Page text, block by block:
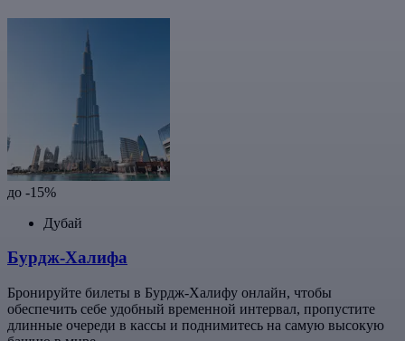
до -15%
Дубай
Бурдж-Халифа
Бронируйте билеты в Бурдж-Халифу онлайн, чтобы
обеспечить себе удобный временной интервал, пропустите
длинные очереди в кассы и поднимитесь на самую высокую